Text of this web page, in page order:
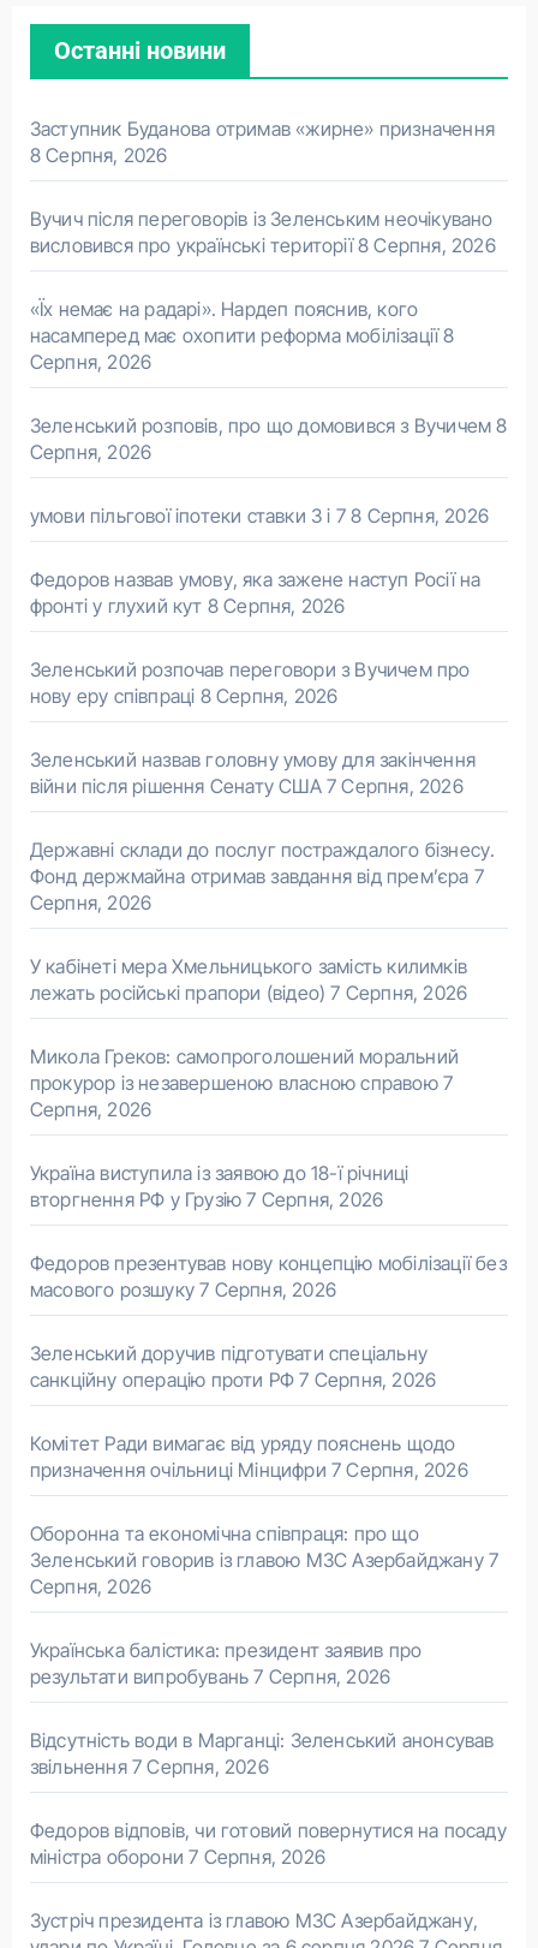
Останні новини
Заступник Буданова отримав «жирне» призначення
8 Серпня, 2026
Вучич після переговорів із Зеленським неочікувано
висловився про українські території 8 Серпня, 2026
«Їх немає на радарі». Нардеп пояснив, кого
насамперед має охопити реформа мобілізації 8
Серпня, 2026
Зеленський розповів, про що домовився з Вучичем 8
Серпня, 2026
умови пільгової іпотеки ставки 3 і 7 8 Серпня, 2026
Федоров назвав умову, яка зажене наступ Росії на
фронті у глухий кут 8 Серпня, 2026
Зеленський розпочав переговори з Вучичем про
нову еру співпраці 8 Серпня, 2026
Зеленський назвав головну умову для закінчення
війни після рішення Сенату США 7 Серпня, 2026
Державні склади до послуг постраждалого бізнесу.
Фонд держмайна отримав завдання від прем’єра 7
Серпня, 2026
У кабінеті мера Хмельницького замість килимків
лежать російські прапори (відео) 7 Серпня, 2026
Микола Греков: самопроголошений моральний
прокурор із незавершеною власною справою 7
Серпня, 2026
Україна виступила із заявою до 18-ї річниці
вторгнення РФ у Грузію 7 Серпня, 2026
Федоров презентував нову концепцію мобілізації без
масового розшуку 7 Серпня, 2026
Зеленський доручив підготувати спеціальну
санкційну операцію проти РФ 7 Серпня, 2026
Комітет Ради вимагає від уряду пояснень щодо
призначення очільниці Мінцифри 7 Серпня, 2026
Оборонна та економічна співпраця: про що
Зеленський говорив із главою МЗС Азербайджану 7
Серпня, 2026
Українська балістика: президент заявив про
результати випробувань 7 Серпня, 2026
Відсутність води в Марганці: Зеленський анонсував
звільнення 7 Серпня, 2026
Федоров відповів, чи готовий повернутися на посаду
міністра оборони 7 Серпня, 2026
Зустріч президента із главою МЗС Азербайджану,